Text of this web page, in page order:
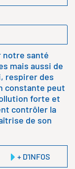
notre santé
mais aussi de
respirer des
constante peut
forte et
contrôler la
de son
+ D'INFOS